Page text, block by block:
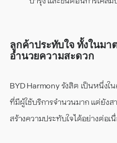
ลูกค้าประทับใจ ทั้งในมา
อำนวยความสะดวก
BYD Harmony รังสิต เป็นหนึ่ง
ที่มีผู้ใช้บริการจำนวนมาก แต่ยังส
สร้างความประทับใจได้อย่างต่อเ